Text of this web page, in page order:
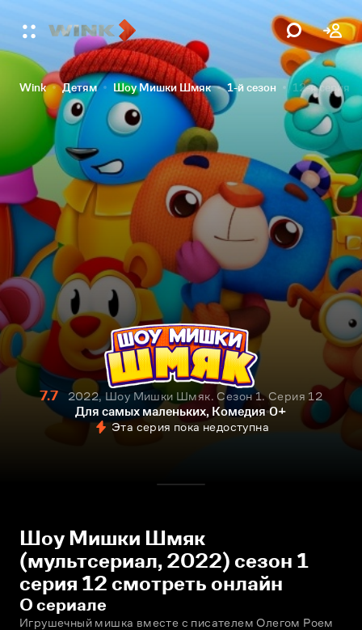
Wink Детям Шоу Мишки Шмяк 1-й сезон 12-я серия
7.7
2022, Шоу Мишки Шмяк. Сезон 1. Серия 12
Для самых маленьких, Комедия 0+
Эта серия пока недоступна
Шоу Мишки Шмяк
(мультсериал, 2022) сезон 1
серия 12 смотреть онлайн
О сериале
Игрушечный мишка вместе с писателем Олегом Роем